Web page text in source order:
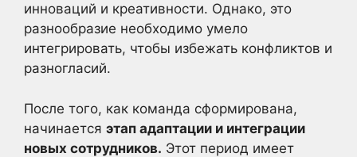
инноваций и креативности. Однако, это
разнообразие необходимо умело
интегрировать, чтобы избежать конфликтов и
разногласий.
После того, как команда сформирована,
начинается этап адаптации и интеграции
новых сотрудников. Этот период имеет